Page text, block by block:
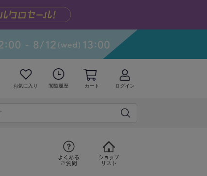
お気に入り 閲覧履歴 カート ログイン